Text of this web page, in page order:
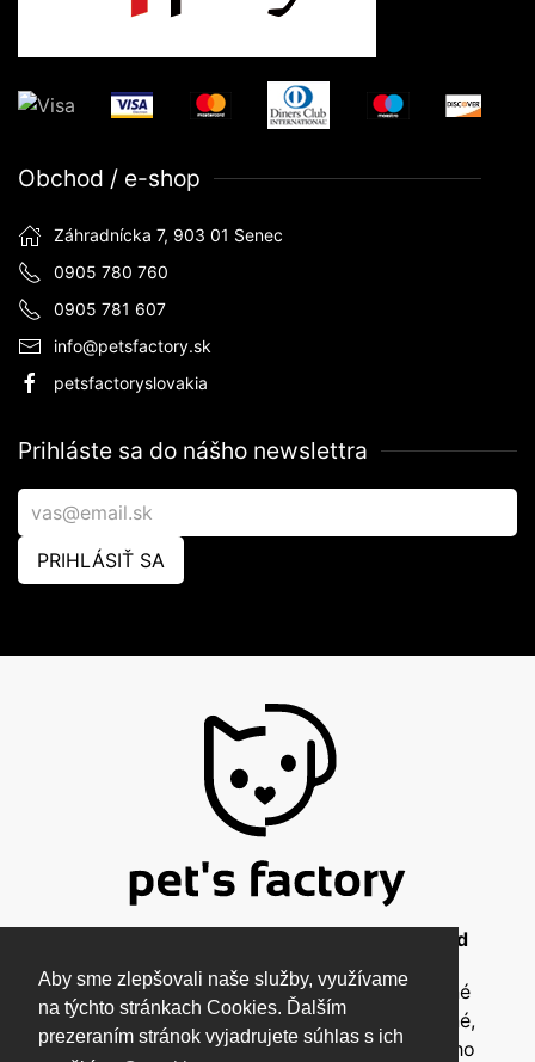
Aby sme zlepšovali naše služby, využívame
na týchto stránkach Cookies. Ďalším
prezeraním stránok vyjadrujete súhlas s ich
Obchod / e-shop
Záhradnícka 7, 903 01 Senec
0905 780 760
0905 781 607
info@petsfactory.sk
petsfactoryslovakia
Prihláste sa do nášho newslettra
PRIHLÁSIŤ SA
© 2026 Pet's Factory - All Rights Reserved
Táto stránka a všetky jej súčasti sú chránené
autorským zákonom a nesmú byť kopírované,
rozmnožované ani inak šírené bez písomného